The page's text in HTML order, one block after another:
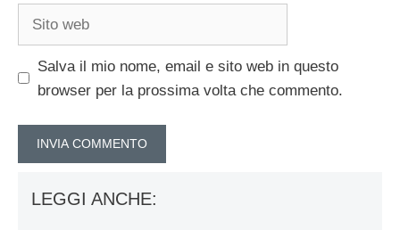
Salva il mio nome, email e sito web in questo
browser per la prossima volta che commento.
LEGGI ANCHE: